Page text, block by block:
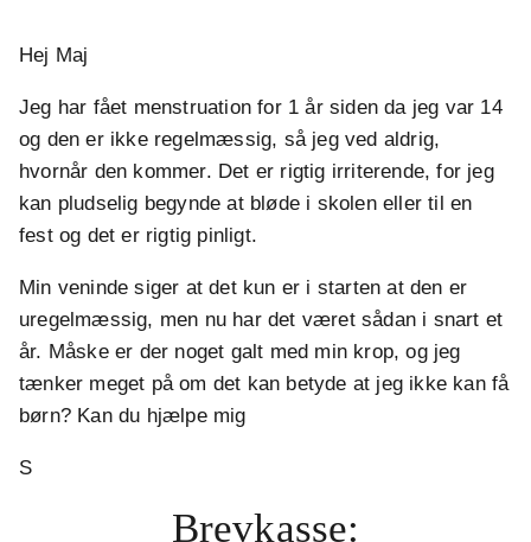
Hej Maj
Jeg har fået menstruation for 1 år siden da jeg var 14
og den er ikke regelmæssig, så jeg ved aldrig,
hvornår den kommer. Det er rigtig irriterende, for jeg
kan pludselig begynde at bløde i skolen eller til en
fest og det er rigtig pinligt.
Min veninde siger at det kun er i starten at den er
uregelmæssig, men nu har det været sådan i snart et
år. Måske er der noget galt med min krop, og jeg
tænker meget på om det kan betyde at jeg ikke kan få
børn? Kan du hjælpe mig
S
Brevkasse: